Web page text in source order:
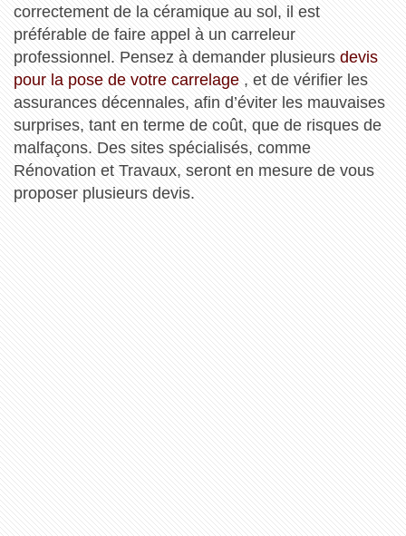
correctement de la céramique au sol, il est
préférable de faire appel à un carreleur
professionnel. Pensez à demander plusieurs devis
pour la pose de votre carrelage, et de vérifier les
assurances décennales, afin d’éviter les mauvaises
surprises, tant en terme de coût, que de risques de
malfaçons. Des sites spécialisés, comme
Rénovation et Travaux, seront en mesure de vous
proposer plusieurs devis.